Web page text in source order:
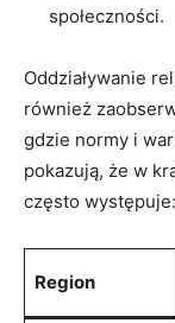
społeczności.
Oddziaływanie
również
gdzie normy i
pokazują, że w
często występuje:
Region